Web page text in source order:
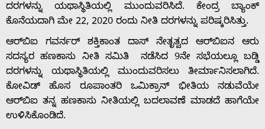
ದರಗಳನ್ನು ಯಥಾಸ್ಥಿತಿಯಲ್ಲಿ ಮುಂದುವರಿಸಿದೆ. ಕೇಂದ್ರ ಬ್ಯಾಂಕ್
ಕೊನೆಯದಾಗಿ ಮೇ 22, 2020 ರಂದು ನೀತಿ ದರಗಳನ್ನು ಪರಿಷ್ಕರಿಸಿತ್ತು.
ಆರ್‌ಬಿಐ ಗವರ್ನರ್ ಶಕ್ತಿಕಾಂತ ದಾಸ್ ನೇತೃತ್ವದ ಆರ್‌ಬಿಐನ ಆರು
ಸದಸ್ಯರ ಹಣಕಾಸು ನೀತಿ ಸಮಿತಿ ನಡೆಸಿದ 9ನೇ ಸಭೆಯಲ್ಲೂ ಬಡ್ಡಿ
ದರಗಳನ್ನು ಯಥಾಸ್ಥಿತಿಯಲ್ಲಿ ಮುಂದುವರಿಸಲು ತೀರ್ಮಾನಿಸಲಾಗಿದೆ.
ಕೋವಿಡ್‌ ಹೊಸ ರೂಪಾಂತರಿ ಒಮಿಕ್ರಾನ್ ಭೀತಿಯ ನಡುವೆಯೇ
ಆರ್‌ಬಿಐ ತನ್ನ ಹಣಕಾಸು ನೀತಿಯಲ್ಲಿ ಬದಲಾವಣೆ ಮಾಡದೆ ಹಾಗೆಯೇ
ಉಳಿಸಿಕೊಂಡಿದೆ.